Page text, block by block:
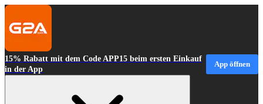
15% Rabatt mit dem Code APP15 beim ersten Einkauf
in der App
App öffnen